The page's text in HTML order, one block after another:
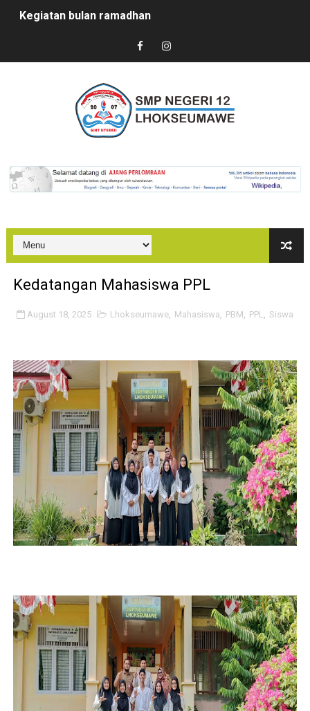
Kegiatan bulan ramadhan
Sertijab Kepsek SMPN 12 Lhokseumawe
Marhaban Ya Ramadhan
PUASA BISA JADI OBAT?
In House Training (IHT) SMPN 12 Lhokseumawe
Bazaar di SMKN 2 Lhokseumawe
PenDulas 1 Membahana
Kegiatan Proyek Penguatan Profil Pelajar Pancasila
Vaksin Polio di SMPN 12 Lhokseumawe
Lomba Tingkat Pramuka Penggalang
BPBD di SMPN 12 Lhokseumawe
Kapolsek Banda Sakti di SMPN 12 Lhokseumawe
Karya Wisata ke Suzuya
Sosialisasi dan Kolaborasi
Kegiatan Projek Penguatan Profil Pelajar Pancasila di
Briefing in Monday Morning
Berenang Dalam Aquarium
Diseminasi Disiplin Positif
Asam Potong Obat Batuk
Kedatangan Mahasiswa PPL
August 18, 2025 Lhokseumawe, Mahasiswa PBM PPL Siswa